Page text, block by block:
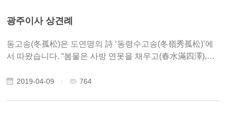
광주이사 상견례
동고송(冬孤松)은 도연명의 詩 ‘동령수고송(冬嶺秀孤松)’에
서 따왔습니다. “봄물은 사방 연못을 채우고(春水滿四澤),여
라 환히 비추고(秋月揚明輝),겨울 산마루에 소나무 홀로 빼
2019-04-09 764